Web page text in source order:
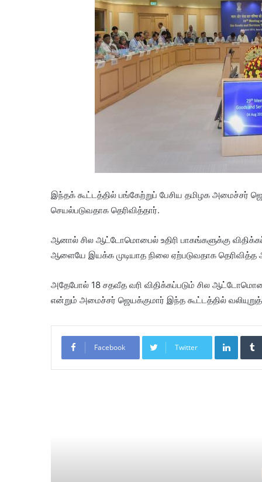
இந்தக் கூட்டத்தில் பங்கேற்றுப் பேசிய தமிழக அமைச்சர்
செயல்படுவதாக தெரிவித்தார்.
ஆனால் சில ஆட்டோமொபைல் உதிரி பாகங்களுக்கு
ஆளையே இயக்க முடியாத நிலை ஏற்படுவதாக
அதேபோல் 18 சதவீத வரி விதிக்கப்படும் சில
என்றும் அமைச்சர் ஜெயக்குமார் இந்த கூட்டத்தில்
Facebook Twitter
LinkedIn